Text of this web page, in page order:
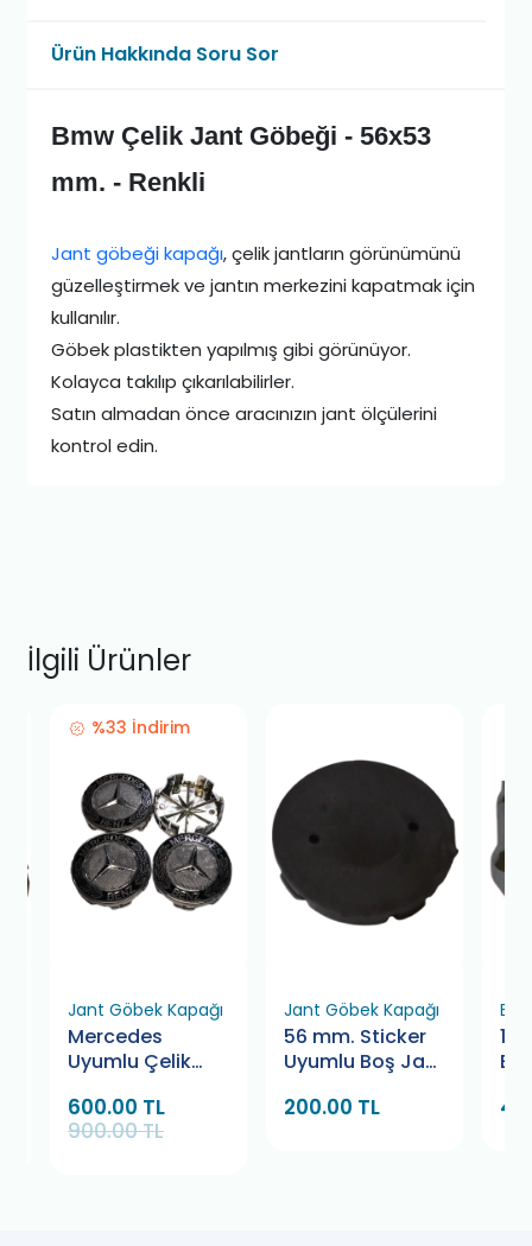
Ürün Hakkında Soru Sor
Bmw Çelik Jant Göbeği - 56x53
mm. - Renkli
Jant göbeği kapağı, çelik jantların görünümünü
güzelleştirmek ve jantın merkezini kapatmak için
kullanılır.
Göbek plastikten yapılmış gibi görünüyor.
Kolayca takılıp çıkarılabilirler.
Satın almadan önce aracınızın jant ölçülerini
kontrol edin.
İlgili Ürünler
%33 İndirim
Jant Göbek Kapağı
Mercedes
Uyumlu Çelik
75x72 mm. Siyah
Gri (4 Adet)
600.00 TL
900.00 TL
Jant Göbek Kapağı
56 mm. Sticker
Uyumlu Boş Jant
(4 Adet)
200.00 TL